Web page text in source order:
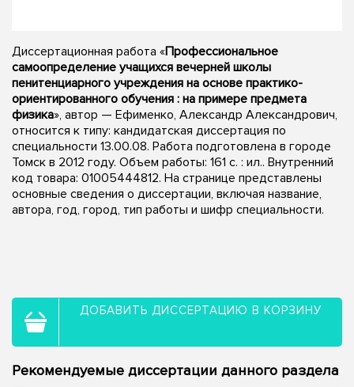
Диссертационная работа «Профессиональное
самоопределение учащихся вечерней школы
пенитенциарного учреждения на основе практико-
ориентированного обучения : на примере предмета
физика», автор — Ефименко, Александр Александрович,
относится к типу: кандидатская диссертация по
специальности 13.00.08. Работа подготовлена в городе
Томск в 2012 году. Объем работы: 161 с. : ил.. Внутренний
код товара: 01005444812. На странице представлены
основные сведения о диссертации, включая название,
автора, год, город, тип работы и шифр специальности.
ДОБАВИТЬ ДИССЕРТАЦИЮ В КОРЗИНУ
Рекомендуемые диссертации данного раздела